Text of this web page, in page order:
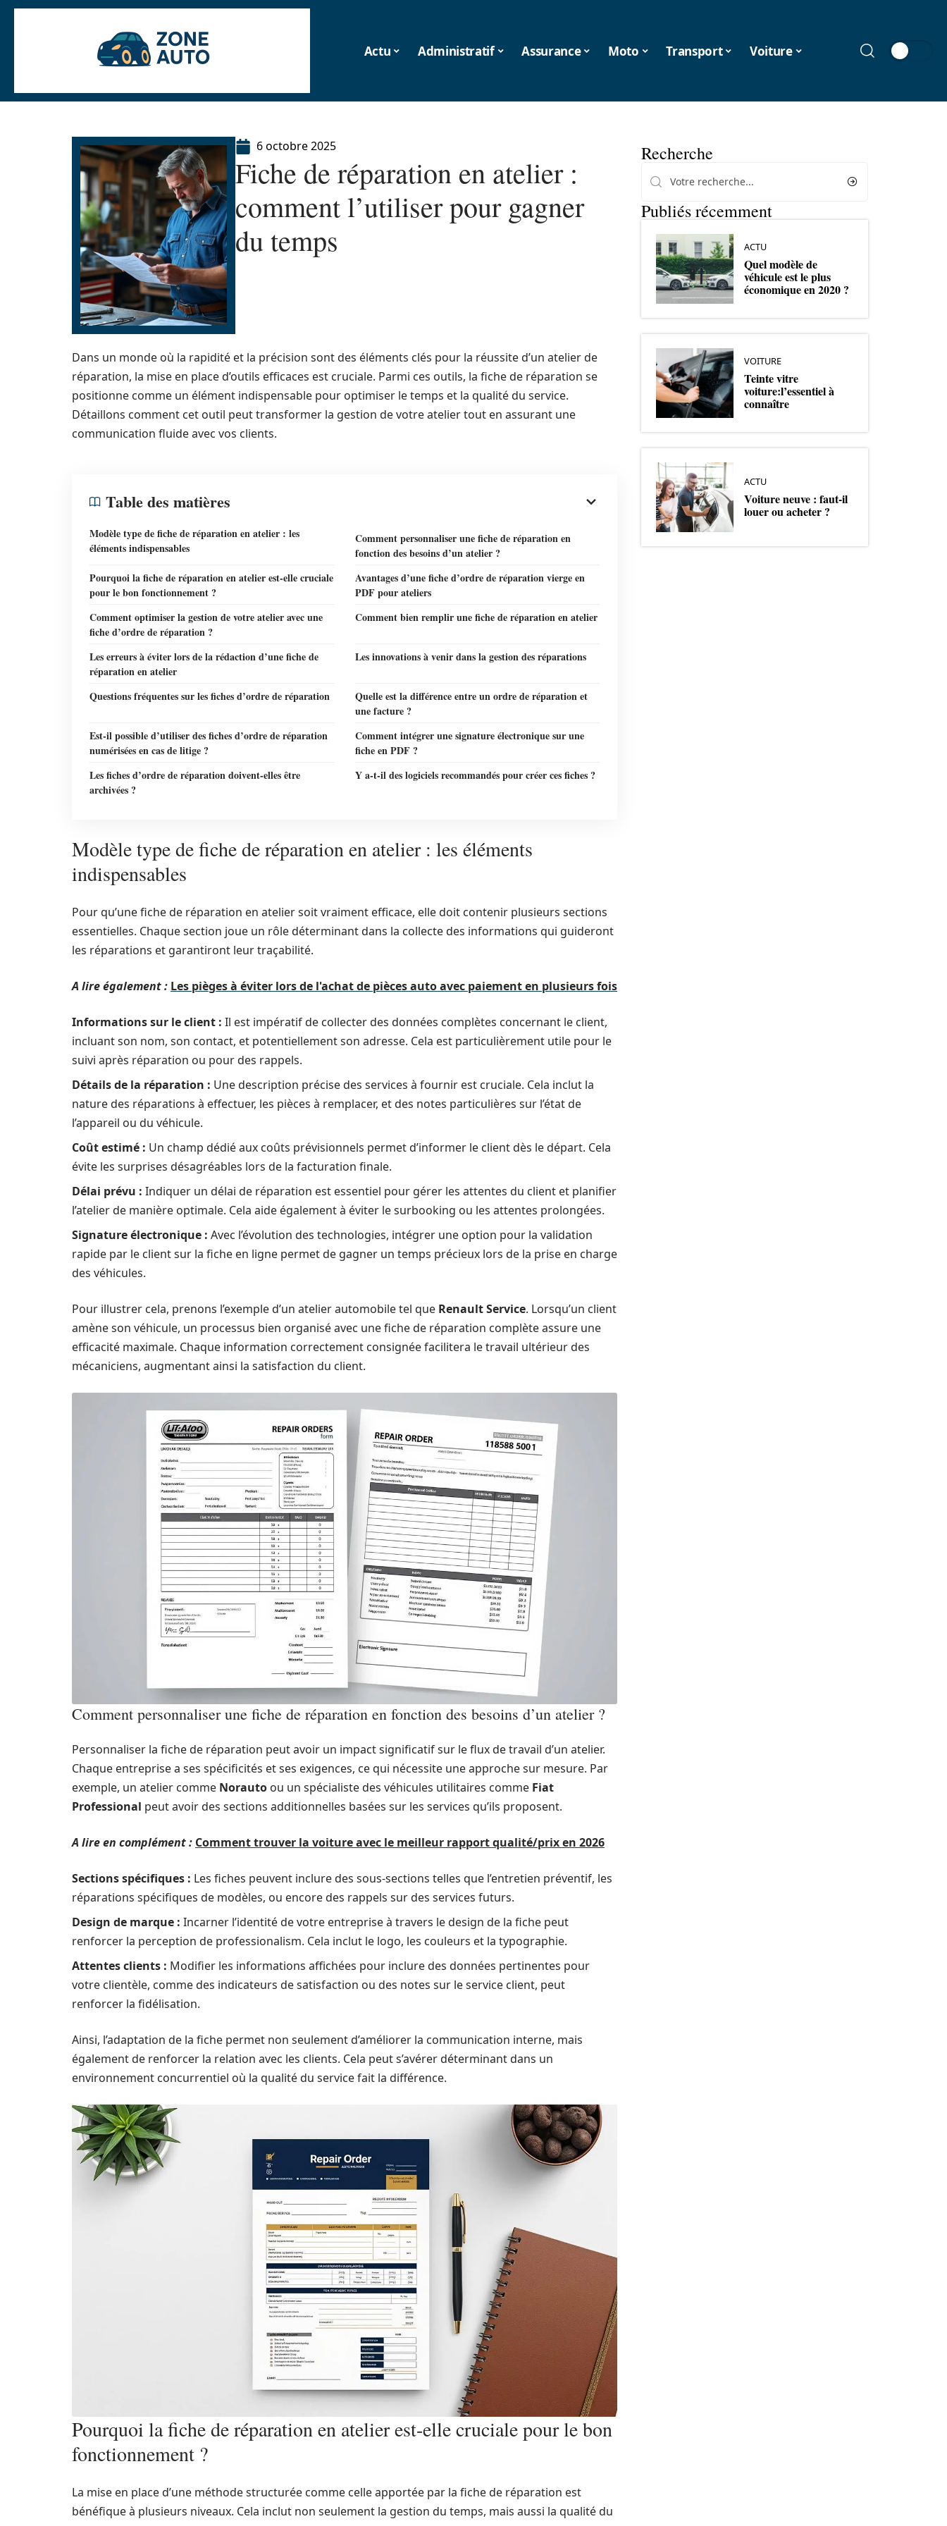
Actu Administratif Assurance Moto Transport Voiture
6 octobre 2025
Fiche de réparation en atelier :
comment l’utiliser pour gagner
du temps
Dans un monde où la rapidité et la précision sont des éléments clés pour la réussite d’un atelier de
réparation, la mise en place d’outils efficaces est cruciale. Parmi ces outils, la fiche de réparation se
positionne comme un élément indispensable pour optimiser le temps et la qualité du service.
Détaillons comment cet outil peut transformer la gestion de votre atelier tout en assurant une
communication fluide avec vos clients.
Table des matières
Modèle type de fiche de réparation en atelier : les
éléments indispensables
Comment personnaliser une fiche de réparation en
fonction des besoins d’un atelier ?
Pourquoi la fiche de réparation en atelier est-elle cruciale
pour le bon fonctionnement ?
Avantages d’une fiche d’ordre de réparation vierge en
PDF pour ateliers
Comment optimiser la gestion de votre atelier avec une
fiche d’ordre de réparation ?
Comment bien remplir une fiche de réparation en atelier
Les erreurs à éviter lors de la rédaction d’une fiche de
réparation en atelier
Les innovations à venir dans la gestion des réparations
Questions fréquentes sur les fiches d’ordre de réparation
Quelle est la différence entre un ordre de réparation et
une facture ?
Est-il possible d’utiliser des fiches d’ordre de réparation
numérisées en cas de litige ?
Comment intégrer une signature électronique sur une
fiche en PDF ?
Les fiches d’ordre de réparation doivent-elles être
archivées ?
Y a-t-il des logiciels recommandés pour créer ces fiches ?
Modèle type de fiche de réparation en atelier : les éléments
indispensables
Pour qu’une fiche de réparation en atelier soit vraiment efficace, elle doit contenir plusieurs sections
essentielles. Chaque section joue un rôle déterminant dans la collecte des informations qui guideront
les réparations et garantiront leur traçabilité.
A lire également : Les pièges à éviter lors de l'achat de pièces auto avec paiement en plusieurs fois
Informations sur le client : Il est impératif de collecter des données complètes concernant le client,
incluant son nom, son contact, et potentiellement son adresse. Cela est particulièrement utile pour le
suivi après réparation ou pour des rappels.
Détails de la réparation : Une description précise des services à fournir est cruciale. Cela inclut la
nature des réparations à effectuer, les pièces à remplacer, et des notes particulières sur l’état de
l’appareil ou du véhicule.
Coût estimé : Un champ dédié aux coûts prévisionnels permet d’informer le client dès le départ. Cela
évite les surprises désagréables lors de la facturation finale.
Délai prévu : Indiquer un délai de réparation est essentiel pour gérer les attentes du client et planifier
l’atelier de manière optimale. Cela aide également à éviter le surbooking ou les attentes prolongées.
Signature électronique : Avec l’évolution des technologies, intégrer une option pour la validation
rapide par le client sur la fiche en ligne permet de gagner un temps précieux lors de la prise en charge
des véhicules.
Pour illustrer cela, prenons l’exemple d’un atelier automobile tel que Renault Service. Lorsqu’un client
amène son véhicule, un processus bien organisé avec une fiche de réparation complète assure une
efficacité maximale. Chaque information correctement consignée facilitera le travail ultérieur des
mécaniciens, augmentant ainsi la satisfaction du client.
Comment personnaliser une fiche de réparation en fonction des besoins d’un atelier ?
Personnaliser la fiche de réparation peut avoir un impact significatif sur le flux de travail d’un atelier.
Chaque entreprise a ses spécificités et ses exigences, ce qui nécessite une approche sur mesure. Par
exemple, un atelier comme Norauto ou un spécialiste des véhicules utilitaires comme Fiat
Professional peut avoir des sections additionnelles basées sur les services qu’ils proposent.
A lire en complément : Comment trouver la voiture avec le meilleur rapport qualité/prix en 2026
Sections spécifiques : Les fiches peuvent inclure des sous-sections telles que l’entretien préventif, les
réparations spécifiques de modèles, ou encore des rappels sur des services futurs.
Design de marque : Incarner l’identité de votre entreprise à travers le design de la fiche peut
renforcer la perception de professionalism. Cela inclut le logo, les couleurs et la typographie.
Attentes clients : Modifier les informations affichées pour inclure des données pertinentes pour
votre clientèle, comme des indicateurs de satisfaction ou des notes sur le service client, peut
renforcer la fidélisation.
Ainsi, l’adaptation de la fiche permet non seulement d’améliorer la communication interne, mais
également de renforcer la relation avec les clients. Cela peut s’avérer déterminant dans un
environnement concurrentiel où la qualité du service fait la différence.
Pourquoi la fiche de réparation en atelier est-elle cruciale pour le bon
fonctionnement ?
La mise en place d’une méthode structurée comme celle apportée par la fiche de réparation est
bénéfique à plusieurs niveaux. Cela inclut non seulement la gestion du temps, mais aussi la qualité du
Recherche
Publiés récemment
ACTU
Quel modèle de
véhicule est le plus
économique en 2020 ?
VOITURE
Teinte vitre
voiture:l’essentiel à
connaître
ACTU
Voiture neuve : faut-il
louer ou acheter ?